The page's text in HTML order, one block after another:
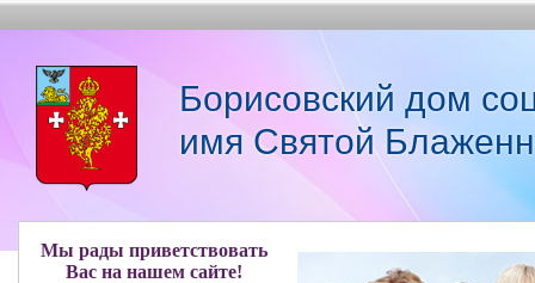
Борисовский дом
имя Святой
Мы рады приветствовать
Вас на нашем сайте!